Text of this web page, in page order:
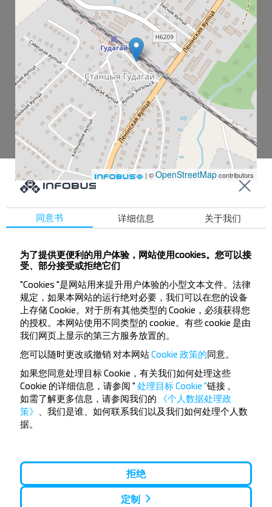
| ©OpenStreetMapcontributors
Гудогай СТ
想要更便宜的旅行
吗？
不要错过INFOBUS的特殊优惠，折扣和其他有趣的优
惠。 订阅接收新消息，和我们一起旅行更便宜！
订阅
同意书 详细信息 关于我们
为了提供更便利的用户体验，网站使用cookies。您可以接
受、部分接受或拒绝它们
"Cookies "是网站用来提升用户体验的小型文本文件。法律
规定，如果本网站的运行绝对必要，我们可以在您的设备
上存储 Cookie。对于所有其他类型的 Cookie，必须获得您
的授权。本网站使用不同类型的 cookie。有些 cookie 是由
我们网页上显示的第三方服务放置的。
您可以随时更改或撤销 对本网站Cookie 政策的同意。
如果您同意处理目标 Cookie，有关我们如何处理这些
Cookie 的详细信息，请参阅 " 处理目标 Cookie "链接
如需了解更多信息，请参阅我们的
《个人数据处理政
策》
、我们是谁、如何联系我们以及我们如何处理个人数
据。
拒绝
定制